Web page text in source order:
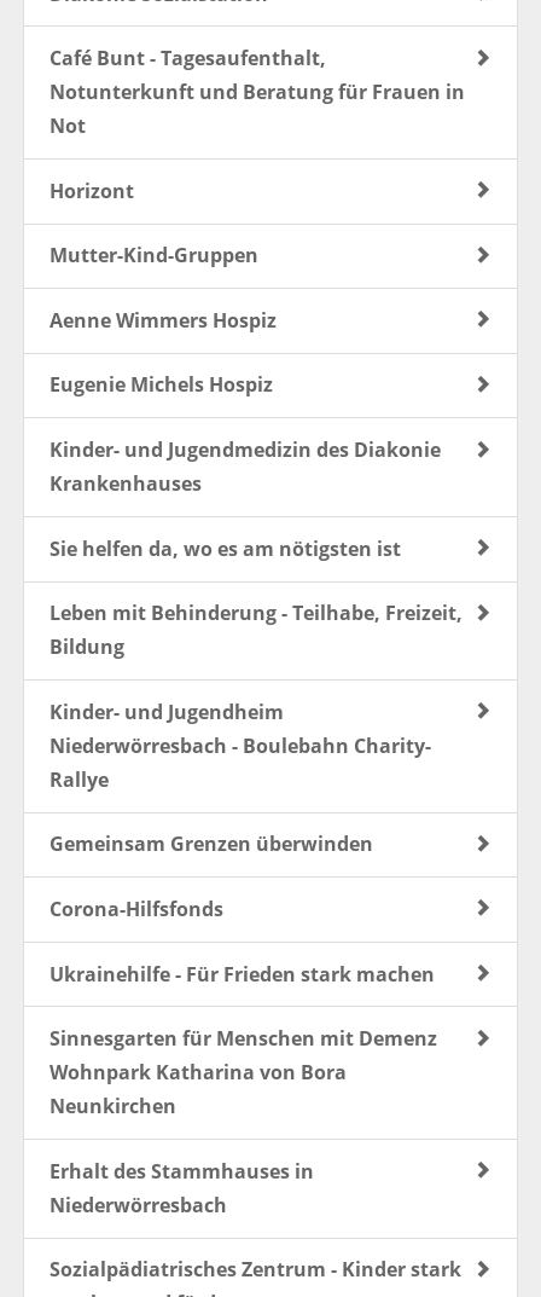
Café Bunt - Tagesaufenthalt,
Notunterkunft und Beratung für Frauen in
Not
Horizont
Mutter-Kind-Gruppen
Aenne Wimmers Hospiz
Eugenie Michels Hospiz
Kinder- und Jugendmedizin des Diakonie
Krankenhauses
Sie helfen da, wo es am nötigsten ist
Leben mit Behinderung - Teilhabe, Freizeit,
Bildung
Kinder- und Jugendheim
Niederwörresbach - Boulebahn Charity-
Rallye
Gemeinsam Grenzen überwinden
Corona-Hilfsfonds
Ukrainehilfe - Für Frieden stark machen
Sinnesgarten für Menschen mit Demenz
Wohnpark Katharina von Bora
Neunkirchen
Erhalt des Stammhauses in
Niederwörresbach
Sozialpädiatrisches Zentrum - Kinder stark